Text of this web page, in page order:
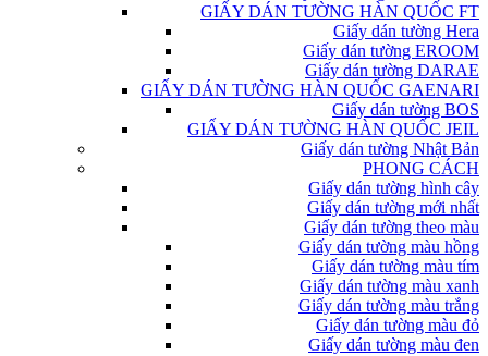
GIẤY DÁN TƯỜNG HÀN QUỐC FT
Giấy dán tường Hera
Giấy dán tường EROOM
Giấy dán tường DARAE
GIẤY DÁN TƯỜNG HÀN QUỐC GAENARI
Giấy dán tường BOS
GIẤY DÁN TƯỜNG HÀN QUỐC JEIL
Giấy dán tường Nhật Bản
PHONG CÁCH
Giấy dán tường hình cây
Giấy dán tường mới nhất
Giấy dán tường theo màu
Giấy dán tường màu hồng
Giấy dán tường màu tím
Giấy dán tường màu xanh
Giấy dán tường màu trắng
Giấy dán tường màu đỏ
Giấy dán tường màu đen